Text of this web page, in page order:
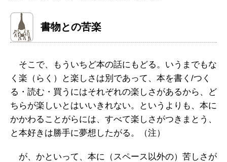
書物との苦楽
そこで、もういちど本の話にもどる。いうまでもな
く楽（らく）と楽しさは別であって、本を書く/つく
る・読む・買うにはそれぞれの楽しさがあるから、ど
ちらが楽しいとはいいきれない。というよりも、本に
かかわることがらには、すべて楽しさがつきまとう、
と本好きは勝手に夢想したがる。（注）
が、かといって、本に（スペース以外の）苦しさが